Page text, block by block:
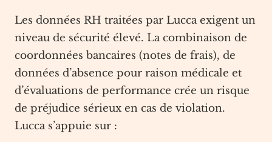
Les données RH traitées par Lucca exigent un
niveau de sécurité élevé. La combinaison de
coordonnées bancaires (notes de frais), de
données d’absence pour raison médicale et
d’évaluations de performance crée un risque
de préjudice sérieux en cas de violation.
Lucca s’appuie sur :